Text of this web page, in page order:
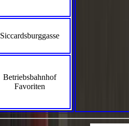
Siccardsburggasse
Betriebsbahnhof
Favoriten